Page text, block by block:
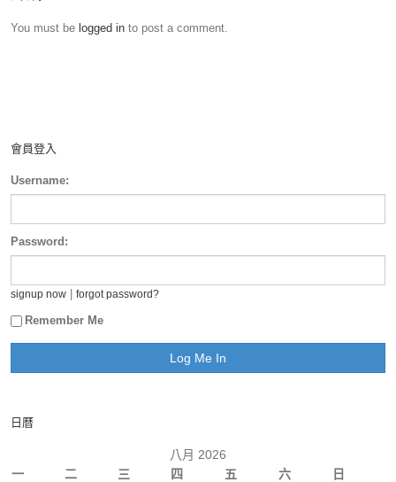
You must be logged in to post a comment.
會員登入
Username:
Password:
signup now forgot password?
Remember Me
日曆
八月 2026
一
二 三 四 五 六 日